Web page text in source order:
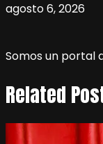
agosto 6, 2026
Somos un portal
Related